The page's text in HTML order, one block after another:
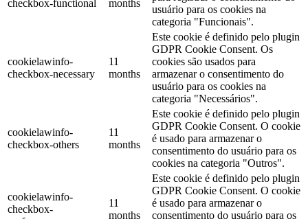
checkbox-functional
months
usuário para os cookies na
categoria "Funcionais".
cookielawinfo-
checkbox-necessary
11
months
Este cookie é definido pelo plugin
GDPR Cookie Consent. Os
cookies são usados ​​para
armazenar o consentimento do
usuário para os cookies na
categoria "Necessários".
cookielawinfo-
checkbox-others
11
months
Este cookie é definido pelo plugin
GDPR Cookie Consent. O cookie
é usado para armazenar o
consentimento do usuário para os
cookies na categoria "Outros".
cookielawinfo-
checkbox-
11
months
Este cookie é definido pelo plugin
GDPR Cookie Consent. O cookie
é usado para armazenar o
consentimento do usuário para os